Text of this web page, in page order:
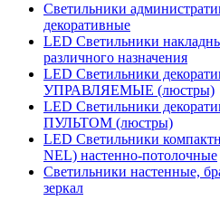
Светильники
декоративные
LED Cветильники
различного назначения
LED Светильники
УПРАВЛЯЕМЫЕ (люстры)
LED Светильники
ПУЛЬТОМ (люстры)
LED Светильники
NEL) настенно-потолочные
Светильники настенные,
зеркал